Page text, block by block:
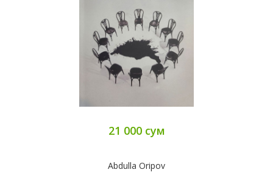
21 000 сум
Abdulla Oripov